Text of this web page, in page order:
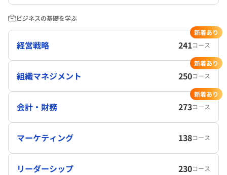
ビジネスの基礎を学ぶ
経営戦略 241コース
新着あり
組織マネジメント 250コース
新着あり
会計・財務 273コース
新着あり
マーケティング 138コース
リーダーシップ 230コース